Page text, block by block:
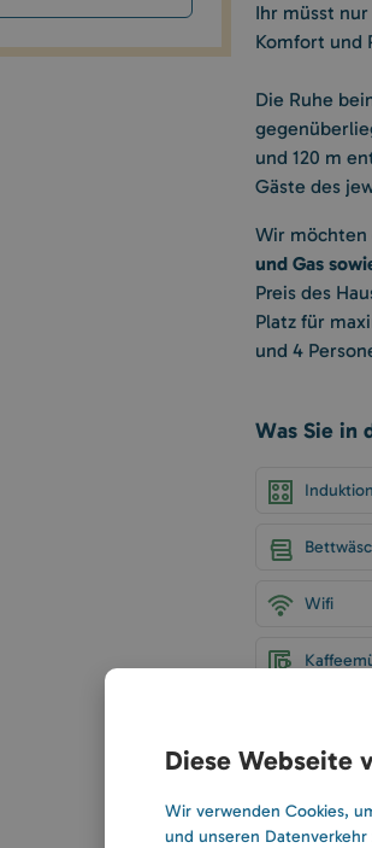
Ihr müsst
Komfort und
Die Ruhe
und 120 m
Gäste des
Wir möchten
und Gas
Preis des
Platz für
und 4
Was Sie in
Wifi
Diese Webseite
Wir verwenden Cookies,
und unseren